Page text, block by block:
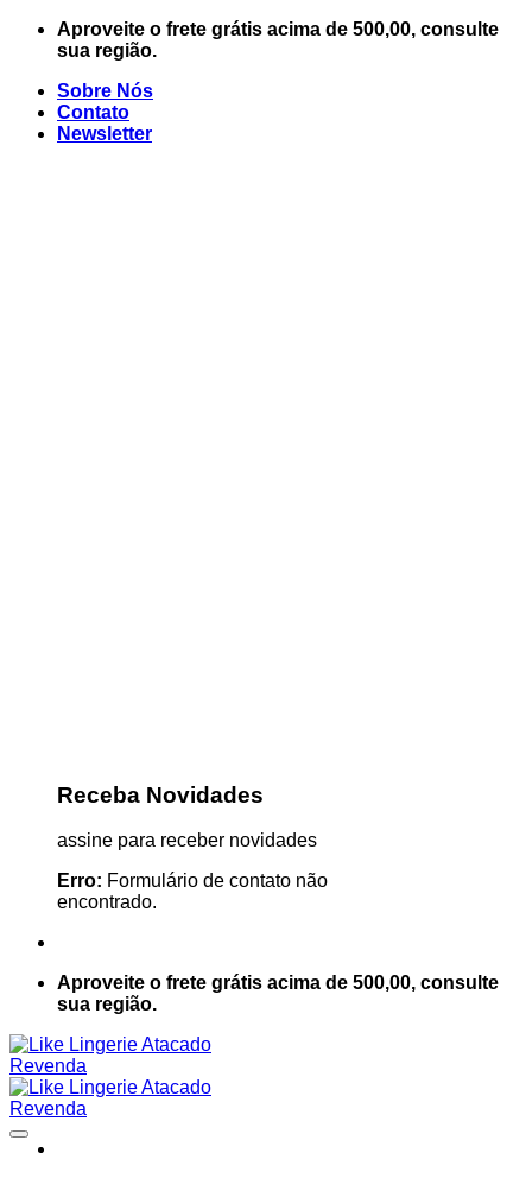
Skip
Aproveite o frete grátis acima de 500,00, consulte
sua região.
Sobre Nós
Contato
Newsletter
Receba Novidades
assine para receber novidades
Erro: Formulário de contato não
encontrado.
Aproveite o frete grátis acima de 500,00, consulte
sua região.